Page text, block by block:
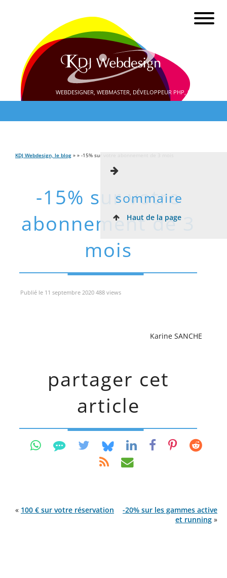
WEBDESIGNER, WEBMASTER, DÉVELOPPEUR PHP, SEO
KDJ Webdesign, le blog » » -15% sur votre abonnement de 3 mois
-15% sur votre
abonnement de 3
mois
sommaire
Haut de la page
Publié le 11 septembre 2020 488 views
Karine SANCHE
partager cet
article
« 100 € sur votre réservation
-20% sur les gammes active
et running »